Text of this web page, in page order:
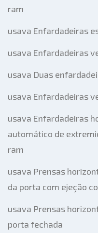
ram
usava Enfardadeiras
usava Enfardadeiras
usava Duas
usava Enfardadeiras
usava Enfardadeiras
automático de
ram
usava Prensas
da porta com ejeção
usava Prensas
porta fechada